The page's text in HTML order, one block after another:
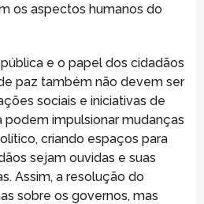
os aspectos humanos do
e o papel dos cidadãos
paz também não devem ser
sociais e iniciativas de
podem impulsionar mudanças
criando espaços para
sejam ouvidas e suas
Assim, a resolução do
sobre os governos, mas